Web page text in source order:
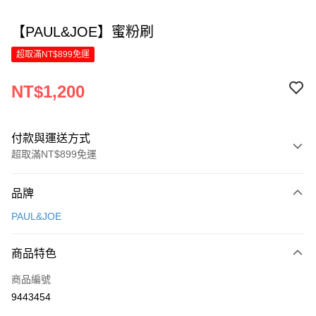
【PAUL&JOE】蜜粉刷
超取滿NT$899免運
NT$1,200
付款與運送方式
超取滿NT$899免運
信用卡一次付款
Apple Pay
街口支付
品牌
PAUL&JOE
商品特色
商品編號
9443454